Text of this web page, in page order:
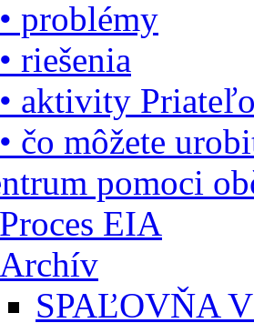
• problémy
• riešenia
• aktivity
• čo môžete
pomoci
Proces EIA
Archív
SPAĽOVŇA